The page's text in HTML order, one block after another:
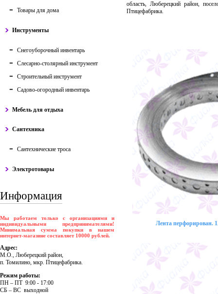
Товары для дома
Инструменты
Снегоуборочный инвентарь
Слесарно-столярный инструмент
Строительный инструмент
Садово-огородный инвентарь
Мебель для отдыха
Сантехника
Сантехнические троса
Электротовары
Информация
Мы работаем только с организациями и
индивидуальными предпринимателями!
Минимальная сумма покупки в нашем
интернет-магазине составляет 10000 рублей.
Адрес:
М.О., Люберецкий район,
п. Томилино, мкр. Птицефабрика.
Режим работы:
ПH – ПT 9:00 - 17:00
CБ – BC выходной
область, Люберецкий район,
Птицефабрика.
Лента перфорирован.